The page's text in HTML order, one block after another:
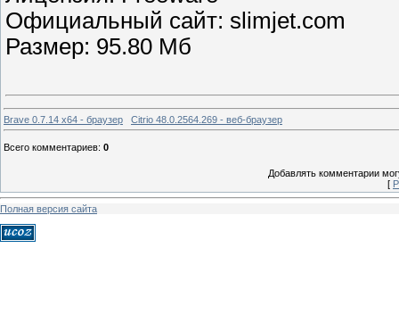
Официальный сайт: slimjet.com
Размер: 95.80 Мб
Brave 0.7.14 x64 - браузер Citrio 48.0.2564.269 - веб-браузер
Всего комментариев: 0
Добавлять комментарии
[
Полная версия сайта